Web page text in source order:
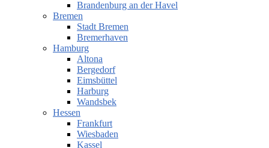
Brandenburg an der Havel
Bremen
Stadt Bremen
Bremerhaven
Hamburg
Altona
Bergedorf
Eimsbüttel
Harburg
Wandsbek
Hessen
Frankfurt
Wiesbaden
Kassel